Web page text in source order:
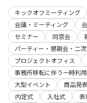
キックオフミーティング
会議・ミーティング
セミナー
同窓会
パーティー・懇親会・二
プロジェクトオフィス
事務所移転に伴う一時利用
大型イベント
商品発
内定式
入社式 表